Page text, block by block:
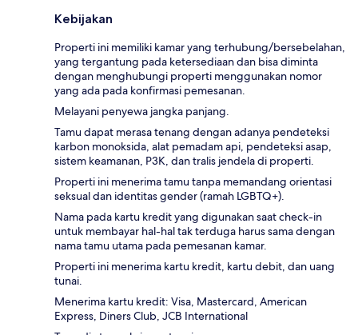
Kebijakan
Properti ini memiliki kamar yang terhubung/bersebelahan,
yang tergantung pada ketersediaan dan bisa diminta
dengan menghubungi properti menggunakan nomor
yang ada pada konfirmasi pemesanan.
Melayani penyewa jangka panjang.
Tamu dapat merasa tenang dengan adanya pendeteksi
karbon monoksida, alat pemadam api, pendeteksi asap,
sistem keamanan, P3K, dan tralis jendela di properti.
Properti ini menerima tamu tanpa memandang orientasi
seksual dan identitas gender (ramah LGBTQ+).
Nama pada kartu kredit yang digunakan saat check-in
untuk membayar hal-hal tak terduga harus sama dengan
nama tamu utama pada pemesanan kamar.
Properti ini menerima kartu kredit, kartu debit, dan uang
tunai.
Menerima kartu kredit: Visa, Mastercard, American
Express, Diners Club, JCB International